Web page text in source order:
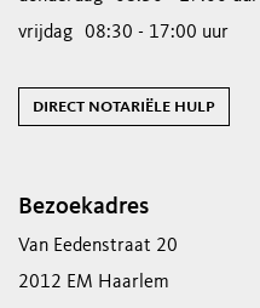
vrijdag
08:30 - 17:00 uur
direct notariële hulp
Bezoekadres
Van Eedenstraat 20
2012 EM Haarlem